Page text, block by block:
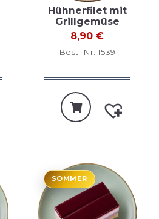
Hühnerfilet mit
Grillgemüse
8,90 €
Best.-Nr: 1539
SOMMER